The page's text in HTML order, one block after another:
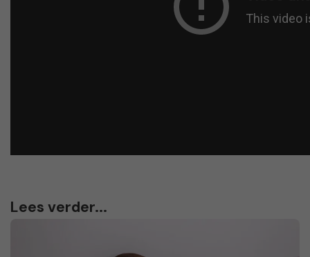
Lees verder...